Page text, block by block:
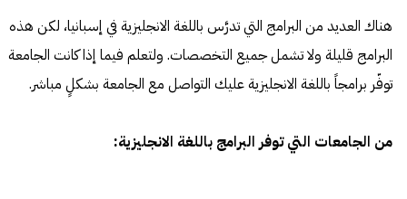
هناك العديد من البرامج التي تدرَّس باللغة الانجليزية في إسبانيا، لكن هذه
البرامج قليلة ولا تشمل جميع التخصصات. ولتعلم فيما إذا كانت الجامعة
توفّر برامجاً باللغة الانجليزية عليك التواصل مع الجامعة بشكلٍ مباشر.
من الجامعات التي توفر البرامج باللغة الانجليزية: